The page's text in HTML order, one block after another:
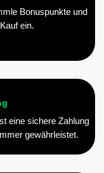
Bonuspunkte und
ein.
eine sichere Zahlung
gewährleistet.